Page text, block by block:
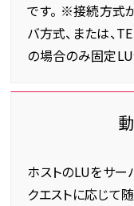
です。 ※接続方式
バ方式、または、
の場合のみ固定LU
ホストのLUをサー
クエストに応じて